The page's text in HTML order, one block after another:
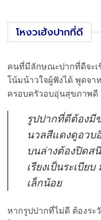
โหงวเฮ้งปากที่ดี
คนที่มีลักษณะปากที่ดีจะเ
โน้มน้าวใจผู้ฟังได้ พูดจ
ครอบครัวอบอุ่นสุขภาพดี
รูปปากที่ดีต้องมี
นวลสีแดงดูอวบ
บนล่างต้องปิดส
เรียงเป็นระเบีย
เล็กน้อย
หากรูปปากที่ไม่ดี ต้องระ